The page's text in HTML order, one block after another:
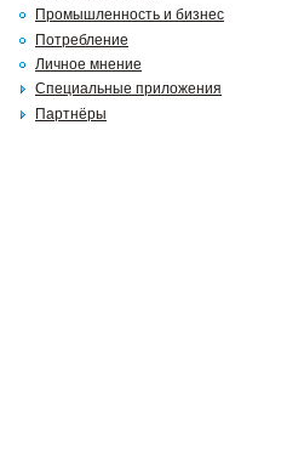
Промышленность и бизнес
Потребление
Личное мнение
Специальные приложения
Партнёры